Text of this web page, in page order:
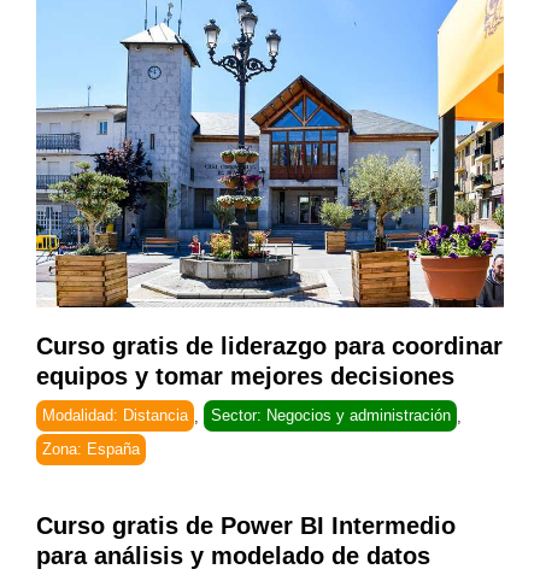
Curso gratis de liderazgo para coordinar
equipos y tomar mejores decisiones
Modalidad: Distancia Sector: Negocios y administración
Zona: España
Curso gratis de Power BI Intermedio
para análisis y modelado de datos